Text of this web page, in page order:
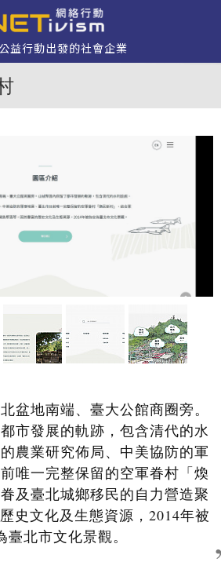
益行動出發的社會企業
盆地南端、臺大公館商圈旁。
市發展的軌跡，包含清代的水
農業研究佈局、中美協防的軍
唯一完整保留的空軍眷村「煥
及臺北城鄉移民的自力營造聚
史文化及生態資源，2014年被
臺北市文化景觀。